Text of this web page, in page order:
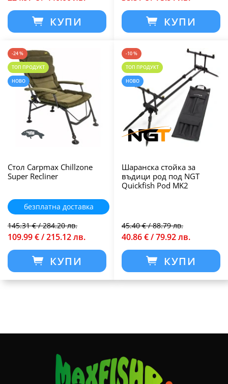
КУПИ КУПИ
-24 %
ТОП ПРОДУКТ
НОВО
Стол Carpmax Chillzone
Super Recliner
безплатна доставка
145.31 € / 284.20 лв.
109.99 € / 215.12 лв.
КУПИ
-10 %
ТОП ПРОДУКТ
НОВО
Шаранска стойка за
въдици род под NGT
Quickfish Pod MK2
45.40 € / 88.79 лв.
40.86 € / 79.92 лв.
КУПИ